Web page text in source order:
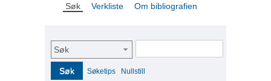
Søk Verkliste Om bibliografien
Søk
Søk Søketips Nullstill